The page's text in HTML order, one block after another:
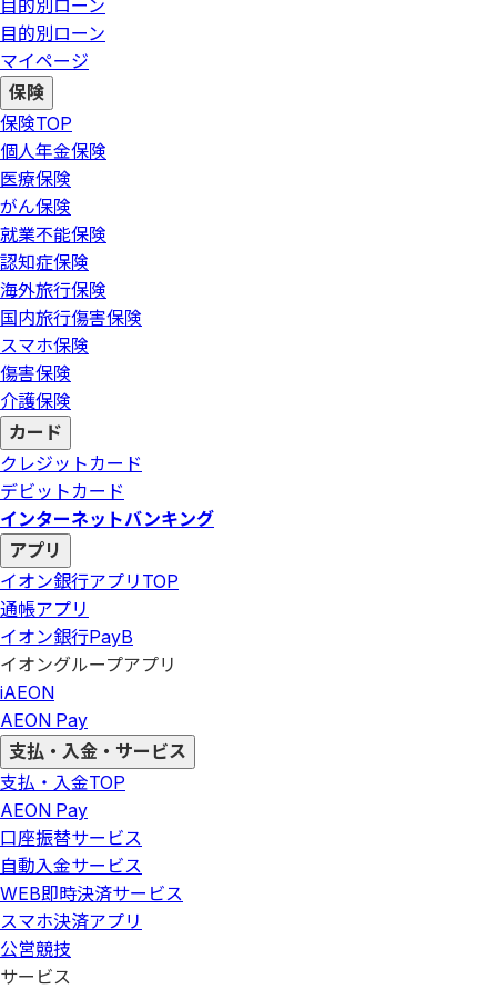
目的別ローン
目的別ローン
マイページ
保険
保険TOP
個人年金保険
医療保険
がん保険
就業不能保険
認知症保険
海外旅行保険
国内旅行傷害保険
スマホ保険
傷害保険
介護保険
カード
クレジットカード
デビットカード
インターネットバンキング
アプリ
イオン銀行アプリ TOP
通帳アプリ
イオン銀行PayB
イオングループアプリ
iAEON
AEON Pay
支払・入金・サービス
支払・入金TOP
AEON Pay
口座振替サービス
自動入金サービス
WEB即時決済サービス
スマホ決済アプリ
公営競技
サービス